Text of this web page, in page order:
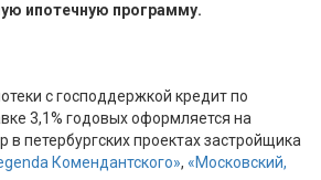
ипотечную программу.
с господдержкой кредит по
3,1% годовых оформляется на
в петербургских проектах застройщика
Комендантского», «Московский,